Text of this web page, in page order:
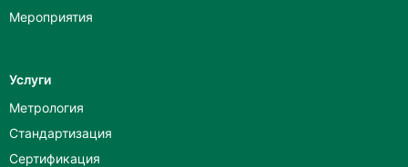
Мероприятия
Услуги
Метрология
Стандартизация
Сертификация